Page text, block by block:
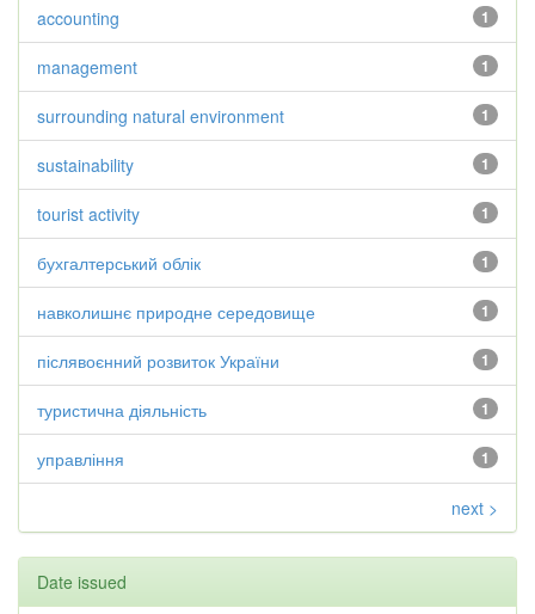
1
accounting
1
management
1
surrounding natural environment
1
sustainability
1
tourist activity
1
бухгалтерський облік
1
навколишнє природне середовище
1
післявоєнний розвиток України
1
туристична діяльність
1
управління
next >
Date issued